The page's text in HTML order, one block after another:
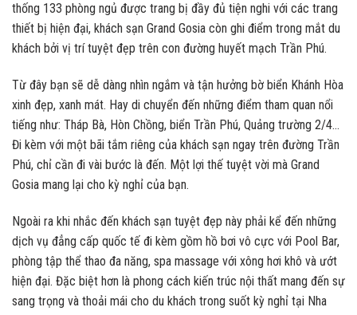
thống 133 phòng ngủ được trang bị đầy đủ tiện nghi với các trang
thiết bị hiện đại, khách sạn Grand Gosia còn ghi điểm trong mắt du
khách bởi vị trí tuyệt đẹp trên con đường huyết mạch Trần Phú.
Từ đây bạn sẽ dễ dàng nhìn ngắm và tận hưởng bờ biển Khánh Hòa
xinh đẹp, xanh mát. Hay di chuyển đến những điểm tham quan nổi
tiếng như: Tháp Bà, Hòn Chồng, biển Trần Phú, Quảng trường 2/4…
Đi kèm với một bãi tắm riêng của khách sạn ngay trên đường Trần
Phú, chỉ cần đi vài bước là đến. Một lợi thế tuyệt vời mà Grand
Gosia mang lại cho kỳ nghỉ của bạn.
Ngoài ra khi nhắc đến khách sạn tuyệt đẹp này phải kể đến những
dịch vụ đẳng cấp quốc tế đi kèm gồm hồ bơi vô cực với Pool Bar,
phòng tập thể thao đa năng, spa massage với xông hơi khô và ướt
hiện đại. Đặc biệt hơn là phong cách kiến trúc nội thất mang đến sự
sang trọng và thoải mái cho du khách trong suốt kỳ nghỉ tại Nha